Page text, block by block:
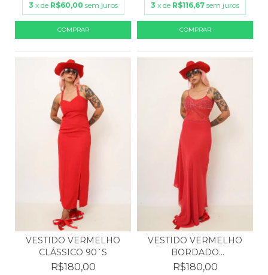
3 x de R$60,00 sem juros 3 x de R$116,67 sem juros
VESTIDO VERMELHO
CLÁSSICO 90´S
R$180,00
VESTIDO VERMELHO
BORDADO
TRASNPARENCIA P...
R$180,00